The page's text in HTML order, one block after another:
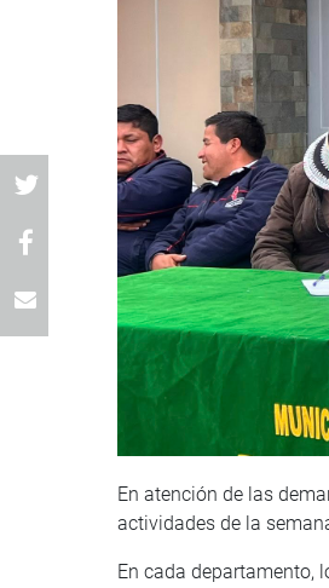
En atención de las
actividades de la
En cada departamento,